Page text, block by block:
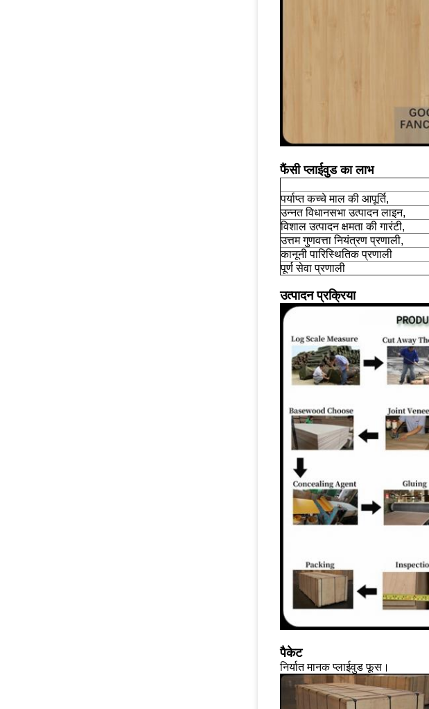
फैंसी प्लाईवुड का लाभ
पर्याप्त कच्चे माल की आपूर्ति,
उन्नत विधानसभा उत्पादन लाइन,
विशाल उत्पादन क्षमता की गारंटी,
उत्तम गुणवत्ता नियंत्रण प्रणाली,
कानूनी पारिस्थितिक प्रणाली
पूर्ण सेवा प्रणाली
उत्पादन प्रक्रिया
पैकेट
निर्यात मानक प्लाईवुड फूस।